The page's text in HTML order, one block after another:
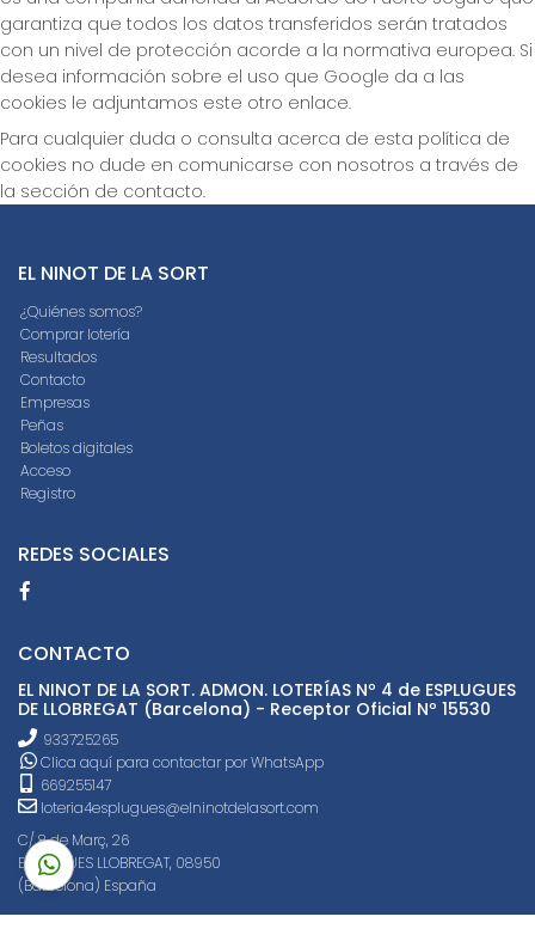
garantiza que todos los datos transferidos serán tratados
con un nivel de protección acorde a la normativa europea. Si
desea información sobre el uso que Google da a las
cookies le adjuntamos este otro enlace.
Para cualquier duda o consulta acerca de esta política de
cookies no dude en comunicarse con nosotros a través de
la sección de contacto.
EL NINOT DE LA SORT
¿Quiénes somos?
Comprar lotería
Resultados
Contacto
Empresas
Peñas
Boletos digitales
Acceso
Registro
REDES SOCIALES
CONTACTO
EL NINOT DE LA SORT. ADMON. LOTERÍAS Nº 4 de ESPLUGUES
DE LLOBREGAT (Barcelona) - Receptor Oficial Nº 15530
933725265
Clica aquí para contactar por WhatsApp
669255147
loteria4esplugues@elninotdelasort.com
C/ 8 de Març, 26
ESPLUGUES LLOBREGAT, 08950
(Barcelona) España